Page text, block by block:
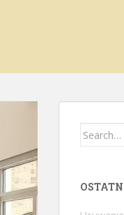
Search